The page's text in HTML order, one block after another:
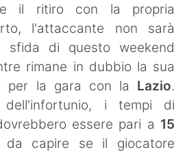
il ritiro con la propria
l'attaccante non sarà
sfida di questo weekend
rimane in dubbio la sua
per la gara con la Lazio.
dell'infortunio, i tempi di
essere pari a 15
capire se il giocatore